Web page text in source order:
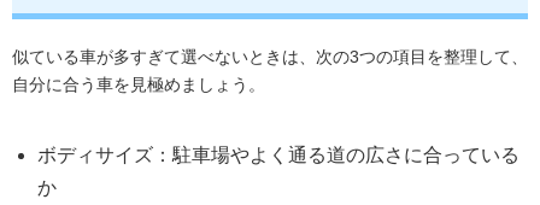
似ている車が多すぎて選べないときは、次の3つの項目を整理して、
自分に合う車を見極めましょう。
ボディサイズ：駐車場やよく通る道の広さに合っている
か